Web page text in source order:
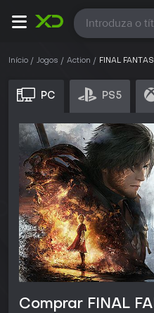
Todas
Início Jogos Action FINAL
PC PS5
Comprar FINAL